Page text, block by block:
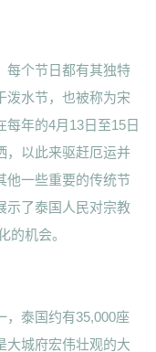
每个节日都有其独特
泼水节，也被称为宋
年的4月13日至15日
，以此来驱赶厄运并
他一些重要的传统节
示了泰国人民对宗教
的机会。
，泰国约有35,000座
大城府宏伟壮观的大